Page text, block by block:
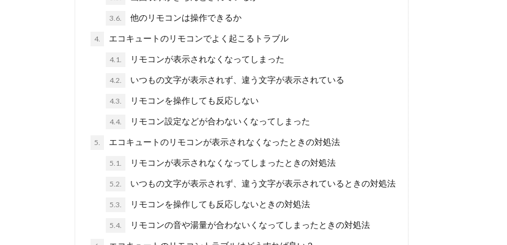
3.6. 他のリモコンは操作できるか
4. エコキュートのリモコンでよく起こるトラブル
4.1. リモコンが表示されなくなってしまった
4.2. いつもの文字が表示されず、違う文字が表示されている
4.3. リモコンを操作しても反応しない
4.4. リモコン設定などが合わないくなってしまった
5. エコキュートのリモコンが表示されなくなったときの対処法
5.1. リモコンが表示されなくなってしまったときの対処法
5.2. いつもの文字が表示されず、違う文字が表示されているときの対処法
5.3. リモコンを操作しても反応しないときの対処法
5.4. リモコンの音や湯量が合わないくなってしまったときの対処法